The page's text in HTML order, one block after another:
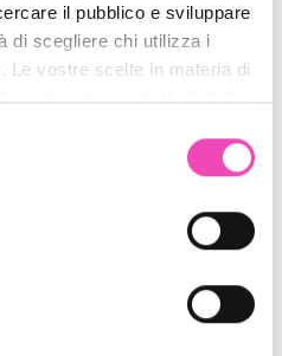
il pubblico e sviluppare
di scegliere chi utilizza i
Le vostre scelte in materia di
su questa proprietà digitale
consenso in qualsiasi
sui cookie o facendo clic
sulla tua posizione
di qualche
Codice : -
€ 8,00